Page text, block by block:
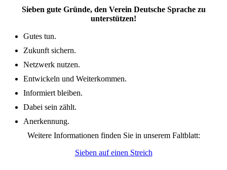
Sieben gute Gründe, den Verein Deutsche Sprache zu
unterstützen!
Gutes tun.
Zukunft sichern.
Netzwerk nutzen.
Entwickeln und Weiterkommen.
Informiert bleiben.
Dabei sein zählt.
Anerkennung.
Weitere Informationen finden Sie in unserem Faltblatt:
Sieben auf einen Streich